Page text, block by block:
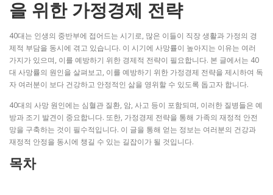
을 위한 가정경제 전략
40대는 인생의 중반부에 접어드는 시기로, 많은 이들이 직장 생활과 가정의 경
제적 부담을 동시에 겪고 있습니다. 이 시기에 사망률이 높아지는 이유는 여러
가지가 있으며, 이를 예방하기 위한 경제적 전략이 필요합니다. 본 글에서는 40
대 사망률의 원인을 살펴보고, 이를 예방하기 위한 가정경제 전략을 제시하여 독
자 여러분이 보다 건강하고 안정적인 삶을 영위할 수 있도록 돕고자 합니다.
40대의 사망 원인에는 심혈관 질환, 암, 사고 등이 포함되며, 이러한 질병들은 예
방과 조기 발견이 중요합니다. 또한, 가정경제 전략을 통해 가족의 재정적 안전
망을 구축하는 것이 필수적입니다. 이 글을 통해 얻는 정보는 여러분의 건강과
재정적 안정을 동시에 챙길 수 있는 길잡이가 될 것입니다.
목차